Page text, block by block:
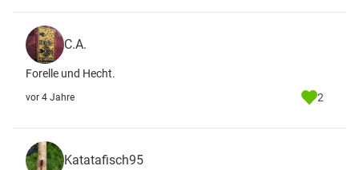
C.A.
Forelle und Hecht.
vor 4 Jahre 2
Katatafisch95